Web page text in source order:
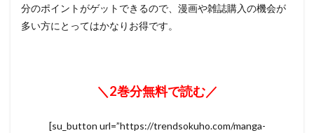
分のポイントがゲットできるので、漫画や雑誌購入の機会が
多い方にとってはかなりお得です。
＼2巻分無料で読む／
[su_button url=”https://trendsokuho.com/manga-